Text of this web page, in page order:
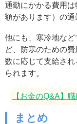
通勤にかかる費用
額があります）の通
他にも、寒冷地な
ど、防寒のための
数に応じて支給さ
られます。
【お金のQ&A】
まとめ